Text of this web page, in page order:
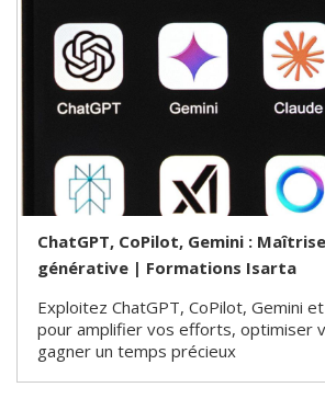
ChatGPT, CoPilot, Gemini :
générative | Formations Isarta
Exploitez ChatGPT, CoPilot, Gemini
pour amplifier vos efforts, optimiser
gagner un temps précieux